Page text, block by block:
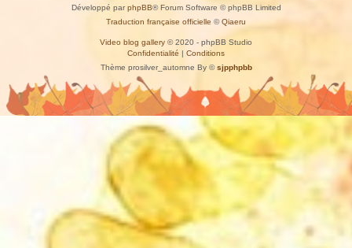
Développé parphpBB® Forum Software © phpBB Limited
Traduction française officielle ©Qiaeru
Video blog gallery © 2020 - phpBB Studio
Confidentialité | Conditions
Thème prosilver_automne By ©sjpphpbb